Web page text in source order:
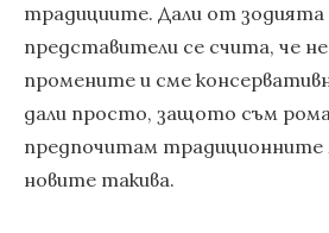
традициите. Дали от зодията
представители се счита, че
промените и сме
дали просто, защото съм
предпочитам традиционните
новите такива.